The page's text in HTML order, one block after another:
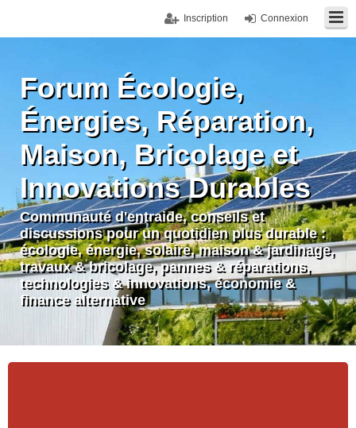
Connexion
Inscription
Forum Écologie,
Énergies, Réparation,
Maison, Bricolage et
Innovations Durables
Communauté d'entraide, conseils et
discussions pour un quotidien plus durable :
écologie, énergie, solaire, maison & jardinage,
travaux & bricolage, pannes & réparations,
technologies & innovations, économie &
finance alternative